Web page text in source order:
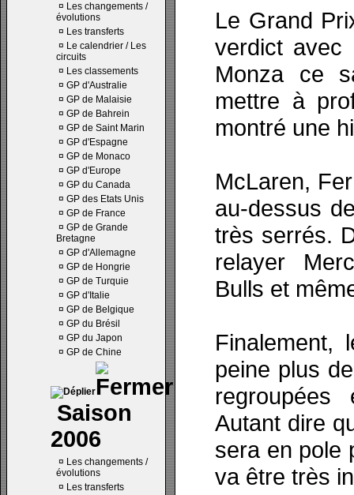
¤ Les changements /
évolutions
¤ Les transferts
¤ Le calendrier / Les
circuits
¤ Les classements
¤ GP d'Australie
¤ GP de Malaisie
¤ GP de Bahrein
¤ GP de Saint Marin
¤ GP d'Espagne
¤ GP de Monaco
¤ GP d'Europe
¤ GP du Canada
¤ GP des Etats Unis
¤ GP de France
¤ GP de Grande
Bretagne
¤ GP d'Allemagne
¤ GP de Hongrie
¤ GP de Turquie
¤ GP d'Italie
¤ GP de Belgique
¤ GP du Brésil
¤ GP du Japon
¤ GP de Chine
Saison
2006
¤ Les changements /
évolutions
¤ Les transferts
Le Grand
verdict avec
Monza ce
mettre à
montré une
McLaren,
au-dessus
très serrés.
relayer
Bulls et
Finalement,
peine plus
Autant dire
sera en pole
va être très